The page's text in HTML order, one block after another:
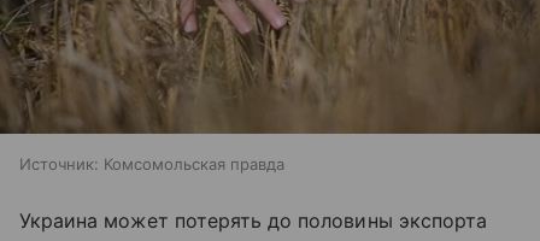
Источник: Комсомольская правда
Украина может потерять до половины экспорта